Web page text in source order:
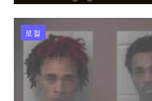
로컬